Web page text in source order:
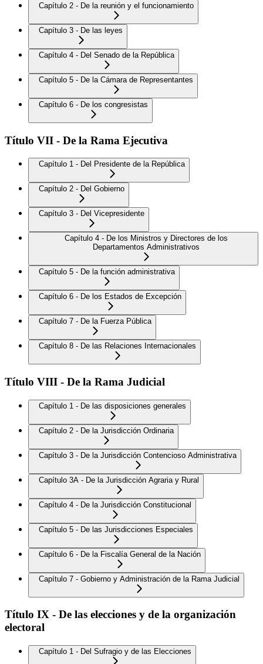
Capítulo 2 - De la reunión y el funcionamiento
Capítulo 3 - De las leyes
Capítulo 4 - Del Senado de la República
Capítulo 5 - De la Cámara de Representantes
Capítulo 6 - De los congresistas
Título VII - De la Rama Ejecutiva
Capítulo 1 - Del Presidente de la República
Capítulo 2 - Del Gobierno
Capítulo 3 - Del Vicepresidente
Capítulo 4 - De los Ministros y Directores de los
Departamentos Administrativos
Capítulo 5 - De la función administrativa
Capítulo 6 - De los Estados de Excepción
Capítulo 7 - De la Fuerza Pública
Capítulo 8 - De las Relaciones Internacionales
Título VIII - De la Rama Judicial
Capítulo 1 - De las disposiciones generales
Capítulo 2 - De la Jurisdicción Ordinaria
Capítulo 3 - De la Jurisdicción Contencioso Administrativa
Capítulo 3A - De la Jurisdicción Agraria y Rural
Capítulo 4 - De la Jurisdicción Constitucional
Capítulo 5 - De las Jurisdicciones Especiales
Capítulo 6 - De la Fiscalía General de la Nación
Capítulo 7 - Gobierno y Administración de la Rama Judicial
Título IX - De las elecciones y de la organización
electoral
Capítulo 1 - Del Sufragio y de las Elecciones